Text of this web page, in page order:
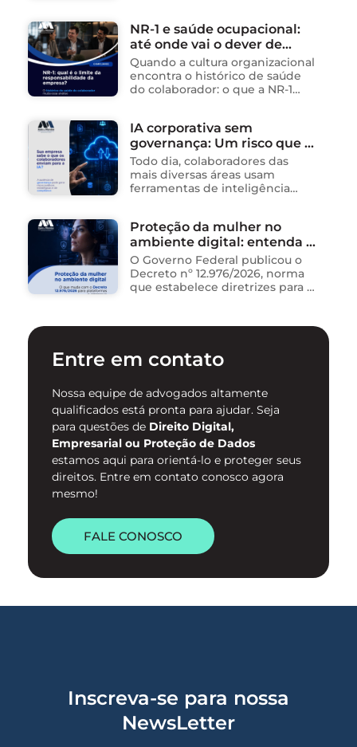
Sistema Integrado de
Segurança da Informação
(SISInfo), estabelecendo …
NR-1 e saúde ocupacional:
até onde vai o dever de
cuidado da empresa?
Quando a cultura organizacional
encontra o histórico de saúde
do colaborador: o que a NR-1
um dos ambientes mais
propícios para …
IA corporativa sem
governança: Um risco que já
está acontecendo
Todo dia, colaboradores das
mais diversas áreas usam
ferramentas de inteligência
dados, redigem e-mails, geram
relatórios. O problema não está
na ferramenta. Está …
Proteção da mulher no
ambiente digital: entenda o
novo Decreto nº 12.976/2026
O Governo Federal publicou o
Decreto nº 12.976/2026, norma
que estabelece diretrizes para a
enfrentamento da violência
digital. …
Entre em contato
Nossa equipe de advogados altamente
qualificados está pronta para ajudar. Seja
para questões de Direito Digital,
Empresarial ou Proteção de Dados
estamos aqui para orientá-lo e proteger seus
direitos. Entre em contato conosco agora
mesmo!
FALE CONOSCO
Inscreva-se para nossa
NewsLetter